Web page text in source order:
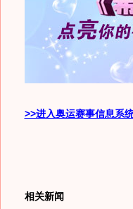
>>进入奥运赛事信息系
相关新闻